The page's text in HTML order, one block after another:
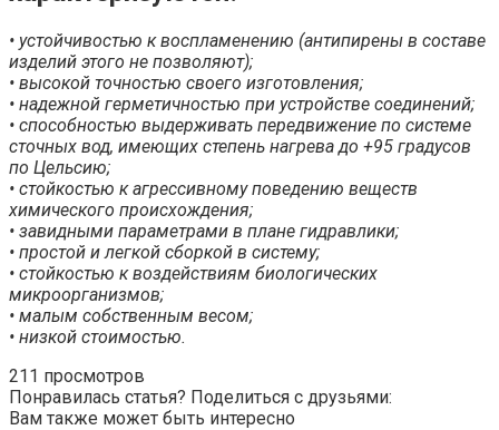
• устойчивостью к воспламенению (антипирены в составе
изделий этого не позволяют);
• высокой точностью своего изготовления;
• надежной герметичностью при устройстве соединений;
• способностью выдерживать передвижение по системе
сточных вод, имеющих степень нагрева до +95 градусов
по Цельсию;
• стойкостью к агрессивному поведению веществ
химического происхождения;
• завидными параметрами в плане гидравлики;
• простой и легкой сборкой в систему;
• стойкостью к воздействиям биологических
микроорганизмов;
• малым собственным весом;
• низкой стоимостью.
211 просмотров
Понравилась статья? Поделиться с друзьями:
Вам также может быть интересно